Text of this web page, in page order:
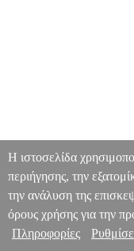
Η ιστοσελίδα
περιήγησης, την
την ανάλυση της
όρους χρήσης για την
Πληροφορίες